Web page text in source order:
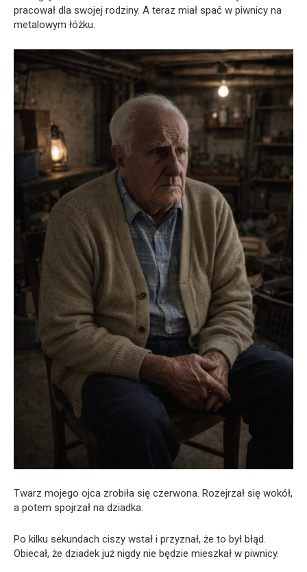
pracował dla swojej rodziny. A teraz miał spać w piwnicy na
metalowym łóżku.
Twarz mojego ojca zrobiła się czerwona. Rozejrzał się wokół,
a potem spojrzał na dziadka.
Po kilku sekundach ciszy wstał i przyznał, że to był błąd.
Obiecał, że dziadek już nigdy nie będzie mieszkał w piwnicy.